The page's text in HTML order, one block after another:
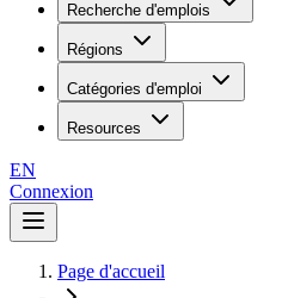
Recherche d'emplois
Régions
Catégories d'emploi
Resources
EN
Connexion
Page d'accueil